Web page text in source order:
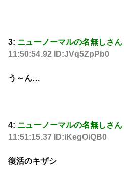
3: ニューノーマルの名無しさん
11:50:54.92 ID:JVq5ZpPb0
う～ん…
4: ニューノーマルの名無しさん
11:51:15.37 ID:iKegOiQB0
復活のキザシ